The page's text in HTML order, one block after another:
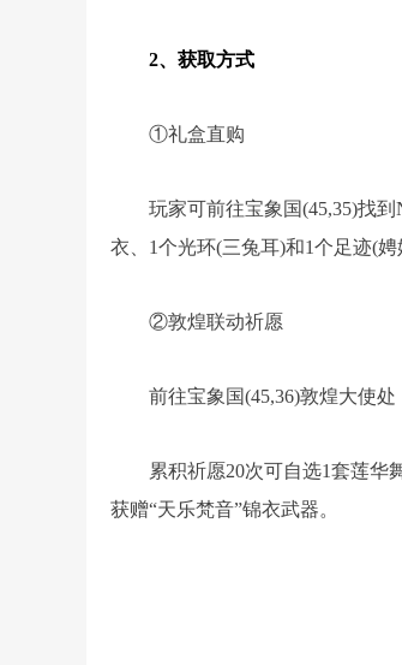
2、获取方式
①礼盒直购
玩家可前往宝象国(45,35)找
衣、1个光环(三兔耳)和1个足迹(娉
②敦煌联动祈愿
前往宝象国(45,36)敦煌大使处
累积祈愿20次可自选1套莲华
获赠“天乐梵音”锦衣武器。